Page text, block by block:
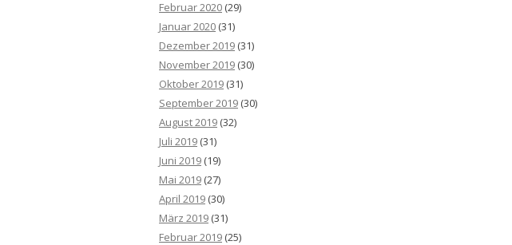
Februar 2020 (29)
Januar 2020 (31)
Dezember 2019 (31)
November 2019 (30)
Oktober 2019 (31)
September 2019 (30)
August 2019 (32)
Juli 2019 (31)
Juni 2019 (19)
Mai 2019 (27)
April 2019 (30)
März 2019 (31)
Februar 2019 (25)